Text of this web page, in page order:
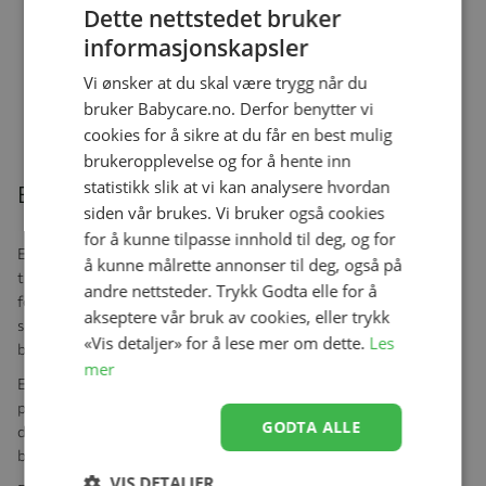
High chair +, Dark Wood
kr 3 229,00kr 2 999,00
Beskrivelse
Ergobaby Embrace er spesialdesignet for den enkle, gylne
tilknytningstiden, når omverdenen forsvinner og den nye
foreldrereisen starter. Embrace Soft Air Mesh er myk, fin og
superkoselig. Barnet ditt kan føle en nær tilknytning og bli
beroliget av hjertet ditt regelmessig.
Embrace Soft Air Mesh er laget av Soft Air Mesh, en blanding av
polyester og spandex som skaper en myk, kjølig og pustende
design. Airy Pin Dot Knit med Soft Air Mesh over skuldrene og i
bakpanelet gir retningsbestemt pusteevne der det trengs mest.
Relaterte produkter
Dette nettstedet bruker
informasjonskapsler
Vi ønsker at du skal være trygg når du
bruker Babycare.no. Derfor benytter vi
cookies for å sikre at du får en best mulig
brukeropplevelse og for å hente inn
statistikk slik at vi kan analysere hvordan
siden vår brukes. Vi bruker også cookies
for å kunne tilpasse innhold til deg, og for
å kunne målrette annonser til deg, også på
andre nettsteder. Trykk Godta elle for å
akseptere vår bruk av cookies, eller trykk
«Vis detaljer» for å lese mer om dette. Les
mer
GODTA ALLE